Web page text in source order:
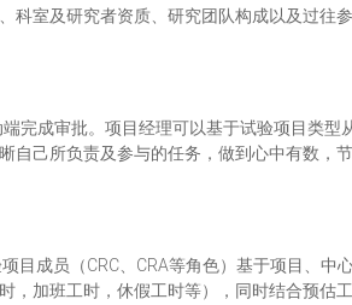
室及研究者资质、研究团队构成以及过往
完成审批。项目经理可以基于试验项目类型
己所负责及参与的任务，做到心中有数，节
成员（CRC、CRA等角色）基于项目、中
加班工时，休假工时等），同时结合预估